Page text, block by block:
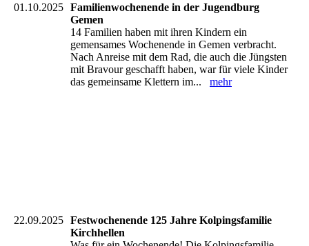
01.10.2025 Familienwochenende in der Jugendburg
Gemen
14 Familien haben mit ihren Kindern ein
gemensames Wochenende in Gemen verbracht.
Nach Anreise mit dem Rad, die auch die Jüngsten
mit Bravour geschafft haben, war für viele Kinder
das gemeinsame Klettern im... mehr
22.09.2025 Festwochenende 125 Jahre Kolpingsfamilie
Kirchhellen